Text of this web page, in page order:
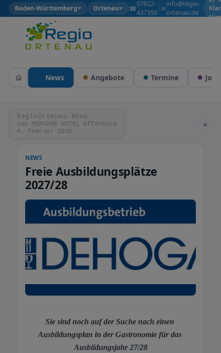
Baden-Württemberg▼ Ortenau▼ ☎07822-
437350
| ✉info@regio-
ortenau.de
|
News Angebote Termine Jobs
RegioOrtenau News
von MERCURE HOTEL Offenburg
4. Februar 2026
×
NEWS
Freie Ausbildungsplätze
2027/28
Sie sind noch auf der Suche nach einen
Ausbildungsplan in der Gastronomie für das
Ausbildungsjahr 27/28